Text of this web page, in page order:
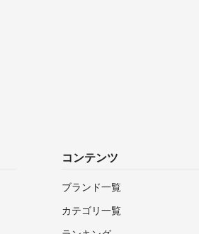
コンテンツ
ブランド一覧
カテゴリ一覧